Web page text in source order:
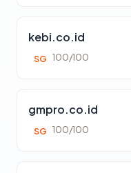
kebi.co.id
SG 100/100
gmpro.co.id
SG 100/100